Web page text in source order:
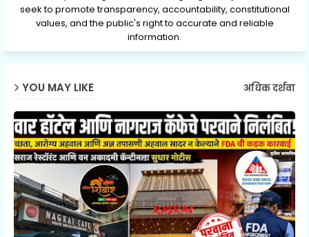
seek to promote transparency, accountability, constitutional
values, and the public's right to accurate and reliable
information.
YOU MAY LIKE अधिक दर्शवा